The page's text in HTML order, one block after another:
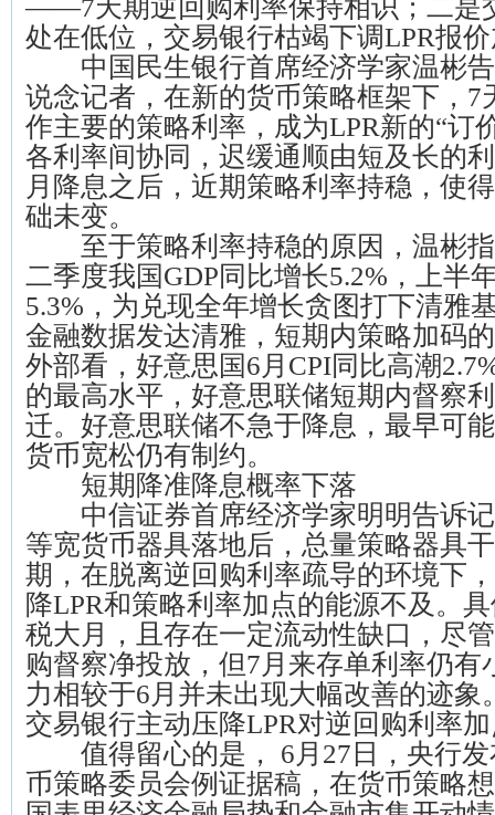
——7天期逆回购利率保持相识；二是
处在低位，交易银行枯竭下调LPR报
中国民生银行首席经济学家温彬告
说念记者，在新的货币策略框架下，7
作主要的策略利率，成为LPR新的“订
各利率间协同，迟缓通顺由短及长的
月降息之后，近期策略利率持稳，使
础未变。
至于策略利率持稳的原因，温彬指
二季度我国GDP同比增长5.2%，上半
5.3%，为兑现全年增长贪图打下清雅
金融数据发达清雅，短期内策略加码
外部看，好意思国6月CPI同比高潮
的最高水平，好意思联储短期内督察
迁。好意思联储不急于降息，最早可
货币宽松仍有制约。
短期降准降息概率下落
中信证券首席经济学家明明告诉记
等宽货币器具落地后，总量策略器具
期，在脱离逆回购利率疏导的环境下
降LPR和策略利率加点的能源不及。
税大月，且存在一定流动性缺口，尽
购督察净投放，但7月来存单利率仍有
力相较于6月并未出现大幅改善的迹象
交易银行主动压降LPR对逆回购利率
值得留心的是， 6月27日，央行发
币策略委员会例证据稿，在货币策略